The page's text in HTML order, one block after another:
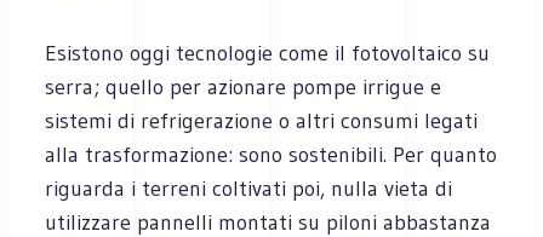
Esistono oggi tecnologie come il fotovoltaico su
serra; quello per azionare pompe irrigue e
sistemi di refrigerazione o altri consumi legati
alla trasformazione: sono sostenibili. Per quanto
riguarda i terreni coltivati poi, nulla vieta di
utilizzare pannelli montati su piloni abbastanza